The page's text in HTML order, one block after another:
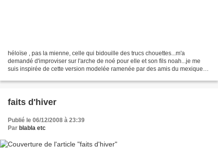
héloïse , pas la mienne, celle qui bidouille des trucs chouettes...m'a
demandé d'improviser sur l'arche de noé pour elle et son fils noah...je me
suis inspirée de cette version modelée ramenée par des amis du mexiqueet
faits d'hiver
Publié le 06/12/2008 à 23:39
Par blabla etc